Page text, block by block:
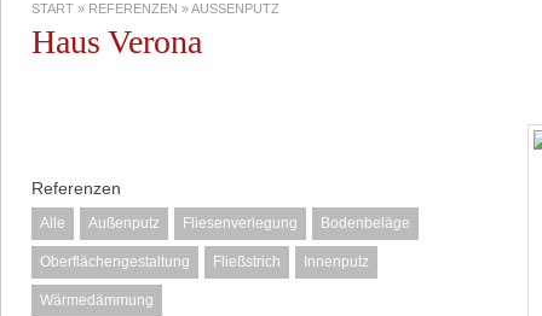
START » REFERENZEN »AUSSENPUTZ
Haus Verona
Referenzen
Alle Außenputz Fliesenverlegung Bodenbeläge
Oberflächengestaltung Fließstrich Innenputz
Wärmedämmung